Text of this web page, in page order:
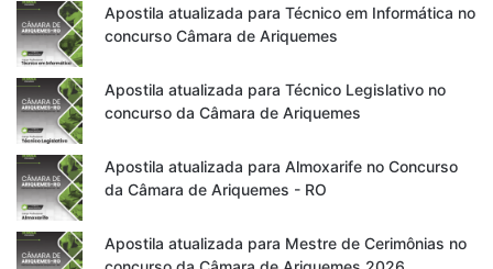
Apostila atualizada para Técnico em Informática no
concurso Câmara de Ariquemes
Apostila atualizada para Técnico Legislativo no
concurso da Câmara de Ariquemes
Apostila atualizada para Almoxarife no Concurso
da Câmara de Ariquemes - RO
Apostila atualizada para Mestre de Cerimônias no